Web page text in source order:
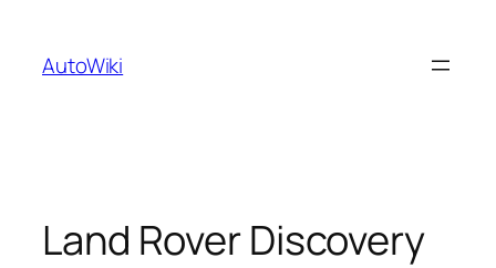
springen
AutoWiki
Land Rover Discovery